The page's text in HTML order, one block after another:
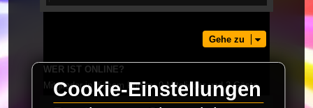
Gehe zu
WER IST ONLINE?
Mitglieder in diesem Forum: 0 Mitglieder und 2 Gäste
Cookie-Einstellungen